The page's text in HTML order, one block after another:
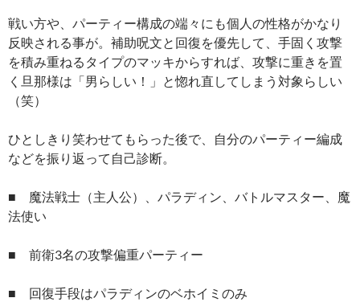
戦い方や、パーティー構成の端々にも個人の性格がかなり
反映される事が。補助呪文と回復を優先して、手固く攻撃
を積み重ねるタイプのマッキからすれば、攻撃に重きを置
く旦那様は「男らしい！」と惚れ直してしまう対象らしい
（笑）
ひとしきり笑わせてもらった後で、自分のパーティー編成
などを振り返って自己診断。
■ 魔法戦士（主人公）、パラディン、バトルマスター、魔
法使い
■ 前衛3名の攻撃偏重パーティー
■ 回復手段はパラディンのベホイミのみ